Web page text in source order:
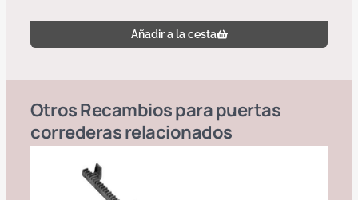
Añadir a la cesta
OtrosRecambios para puertas
correderasrelacionados